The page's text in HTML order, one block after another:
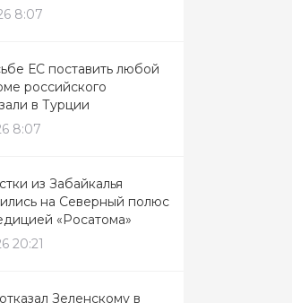
8:07
ЕС поставить любой
российского
в Турции
8:07
из Забайкалья
на Северный полюс
«Росатома»
20:21
Зеленскому в